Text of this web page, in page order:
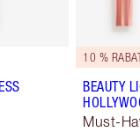
10 %
BEAUTY
Must-